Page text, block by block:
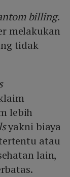
billing.
melakukan
tidak
lebih
yakni biaya
atau
lain,